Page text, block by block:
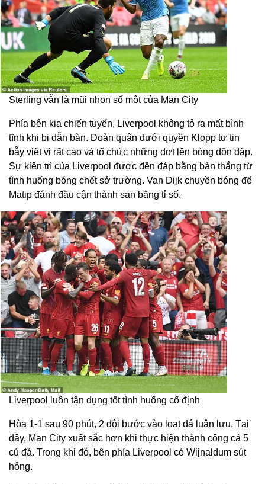
Sterling vẫn là mũi nhọn số một của Man City
Phía bên kia chiến tuyến, Liverpool không tỏ ra mất bình
tĩnh khi bị dẫn bàn. Đoàn quân dưới quyền Klopp tự tin
bẫy việt vị rất cao và tổ chức những đợt lên bóng dồn dập.
Sự kiên trì của Liverpool được đền đáp bằng bàn thắng từ
tình huống bóng chết sở trường. Van Dijk chuyền bóng để
Matip đánh đầu cận thành san bằng tỉ số.
Liverpool luôn tận dụng tốt tình huống cố định
Hòa 1-1 sau 90 phút, 2 đội bước vào loạt đá luân lưu. Tại
đây, Man City xuất sắc hơn khi thực hiện thành công cả 5
cú đá. Trong khi đó, bên phía Liverpool có Wijnaldum sút
hỏng.